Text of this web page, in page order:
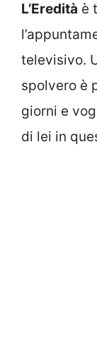
L’Eredità è
televisivo.
spolvero è
giorni e
di lei in